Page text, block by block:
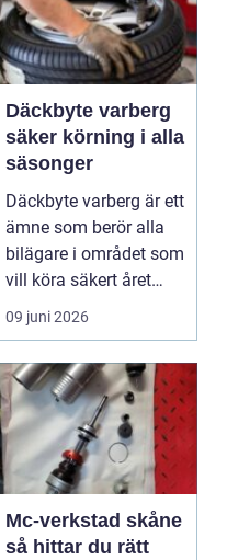
Däckbyte varberg
säker körning i alla
säsonger
Däckbyte varberg är ett
ämne som berör alla
bilägare i området som
vill köra säkert året
om. När väd...
09 juni 2026
Mc-verkstad skåne
så hittar du rätt